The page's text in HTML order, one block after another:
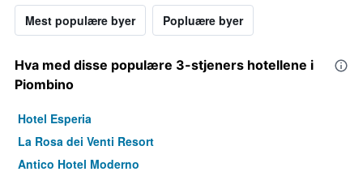
Mest populære byer Popluære byer
Hva med disse populære 3-stjeners hotellene i
Piombino
Hotel Esperia
La Rosa dei Venti Resort
Antico Hotel Moderno